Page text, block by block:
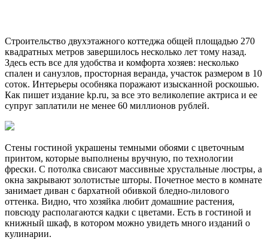
Строительство двухэтажного коттеджа общей площадью 270
квадратных метров завершилось несколько лет тому назад.
Здесь есть все для удобства и комфорта хозяев: несколько
спален и санузлов, просторная веранда, участок размером в 10
соток. Интерьеры особняка поражают изысканной роскошью.
Как пишет издание kp.ru, за все это великолепие актриса и ее
супруг заплатили не менее 60 миллионов рублей.
Стены гостиной украшены темными обоями с цветочным
принтом, которые выполнены вручную, по технологии
фрески. С потолка свисают массивные хрустальные люстры, а
окна закрывают золотистые шторы. Почетное место в комнате
занимает диван с бархатной обивкой бледно-лилового
оттенка. Видно, что хозяйка любит домашние растения,
повсюду располагаются кадки с цветами. Есть в гостиной и
книжный шкаф, в котором можно увидеть много изданий о
кулинарии.